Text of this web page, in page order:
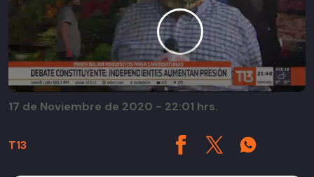
T13
17 de Noviembre de 2020 - 22:01 hrs.